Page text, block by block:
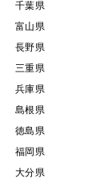
千葉県
富山県
長野県
三重県
兵庫県
島根県
徳島県
福岡県
大分県